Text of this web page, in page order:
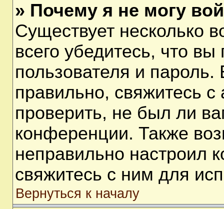
» Почему я не могу
Существует несколько
всего убедитесь, что
пользователя и
правильно, свяжитесь
проверить, не был ли
конференции. Также
неправильно настроил
свяжитесь с ним для
Вернуться к началу